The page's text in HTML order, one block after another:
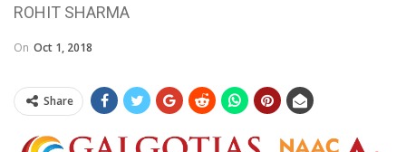
ROHIT SHARMA
On Oct 1, 2018
Share